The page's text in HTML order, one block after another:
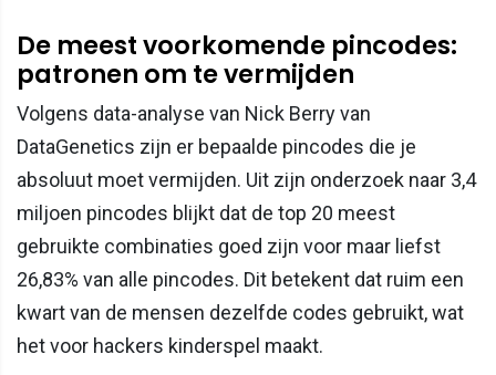
De meest voorkomende pincodes:
patronen om te vermijden
Volgens data-analyse van Nick Berry van
DataGenetics zijn er bepaalde pincodes die je
absoluut moet vermijden. Uit zijn onderzoek naar 3,4
miljoen pincodes blijkt dat de top 20 meest
gebruikte combinaties goed zijn voor maar liefst
26,83% van alle pincodes. Dit betekent dat ruim een
kwart van de mensen dezelfde codes gebruikt, wat
het voor hackers kinderspel maakt.